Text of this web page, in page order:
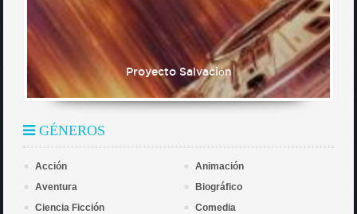
Proyecto Salvación
GÉNEROS
Acción
Animación
Aventura
Biográfico
Ciencia Ficción
Comedia